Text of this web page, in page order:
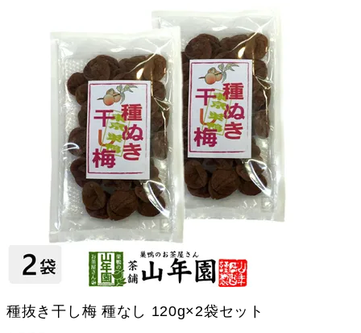
種抜き干し梅 種なし 120g×2袋セット